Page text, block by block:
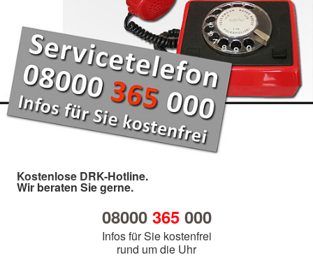
Kostenlose DRK-Hotline.
Wir beraten Sie gerne.
08000 365000
Infos für Sie kostenfrei
rund um die Uhr